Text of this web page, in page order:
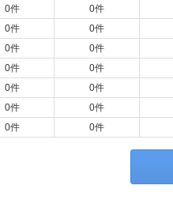
0件
0件
0件
0件
0件
0件
0件
0件
0件
0件
0件
0件
0件 0件